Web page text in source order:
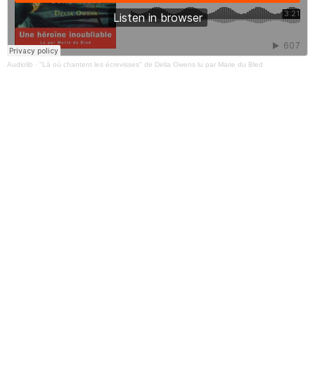
Audiolib · "Là où chantent les écrevisses" de Delia Owens lu par Marie du Bled